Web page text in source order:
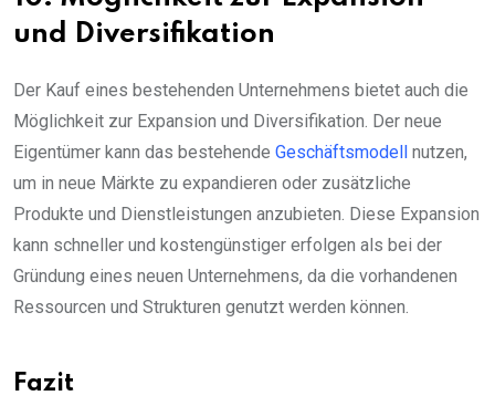
und Diversifikation
Der Kauf eines bestehenden Unternehmens bietet auch die
Möglichkeit zur Expansion und Diversifikation. Der neue
Eigentümer kann das bestehende Geschäftsmodell
nutzen,
um in neue Märkte zu expandieren oder zusätzliche
Produkte und Dienstleistungen anzubieten. Diese Expansion
kann schneller und kostengünstiger erfolgen als bei der
Gründung eines neuen Unternehmens, da die vorhandenen
Ressourcen und Strukturen genutzt werden können.
Fazit